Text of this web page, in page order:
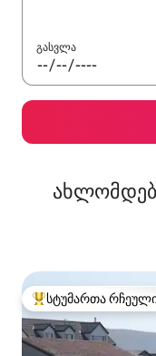
გასვლა
სტუმართა რჩეული
სტუმართა